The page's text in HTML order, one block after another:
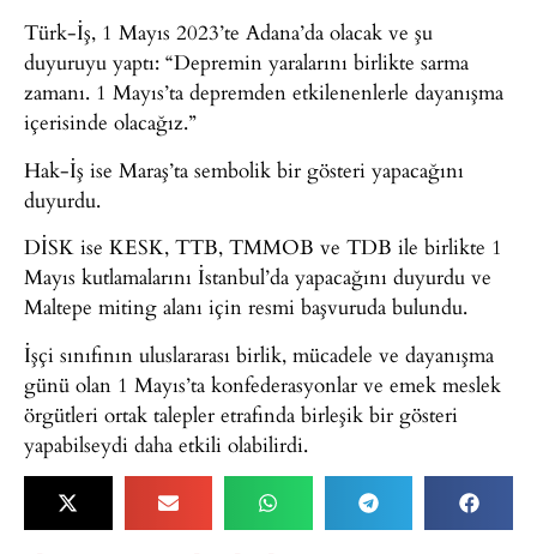
Türk-İş, 1 Mayıs 2023’te Adana’da olacak ve şu
duyuruyu yaptı: “Depremin yaralarını birlikte sarma
zamanı. 1 Mayıs’ta depremden etkilenenlerle dayanışma
içerisinde olacağız.”
Hak-İş ise Maraş’ta sembolik bir gösteri yapacağını
duyurdu.
DİSK ise KESK, TTB, TMMOB ve TDB ile birlikte 1
Mayıs kutlamalarını İstanbul’da yapacağını duyurdu ve
Maltepe miting alanı için resmi başvuruda bulundu.
İşçi sınıfının uluslararası birlik, mücadele ve dayanışma
günü olan 1 Mayıs’ta konfederasyonlar ve emek meslek
örgütleri ortak talepler etrafında birleşik bir gösteri
yapabilseydi daha etkili olabilirdi.